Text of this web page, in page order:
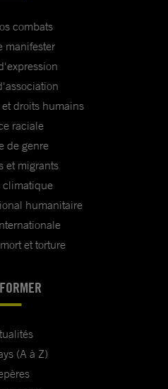
combats
manifester
droits humains
raciale
de genre
et migrants
climatique
humanitaire
et torture
(A à Z)